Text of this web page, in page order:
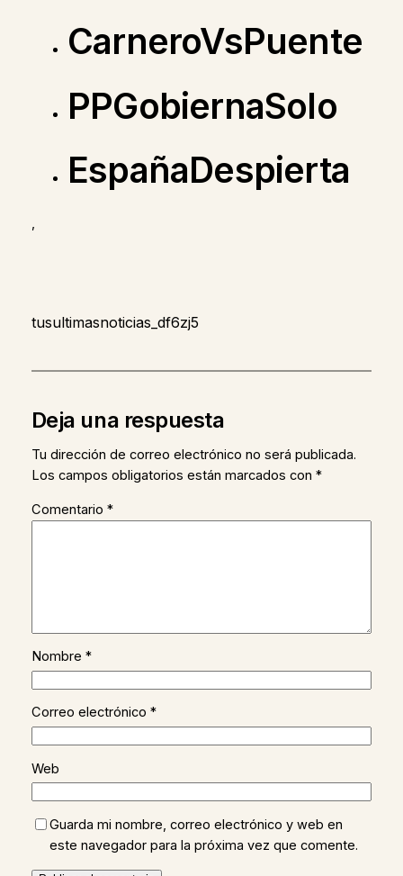
CarneroVsPuente
PPGobiernaSolo
EspañaDespierta
,
tusultimasnoticias_df6zj5
Deja una respuesta
Tu dirección de correo electrónico no será publicada.
Los campos obligatorios están marcados con *
Comentario *
Nombre *
Correo electrónico *
Web
Guarda mi nombre, correo electrónico y web en
este navegador para la próxima vez que comente.